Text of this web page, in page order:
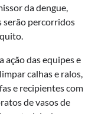
da dengue,
serão percorridos
ação das equipes e
calhas e ralos,
e recipientes com
de vasos de